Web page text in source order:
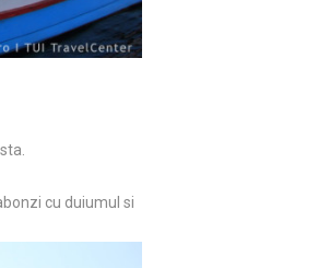
cu duiumul si